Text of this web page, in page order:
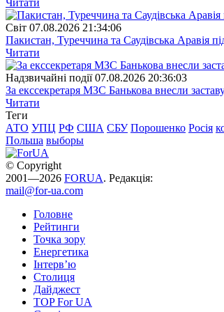
Свiт 07.08.2026 21:34:06
Пакистан, Туреччина та Саудівська Аравія
Читати
Надзвичайні події 07.08.2026 20:36:03
За екссекретаря МЗС Банькова внесли
Читати
Теги
АТО УПЦ РФ США СБУ Порошенко Росія
Польша выборы
© Copyright
2001—2026 FORUA. Редакція:
mail@for-ua.com
Головне
Рейтинги
Точка зору
Енергетика
Інтерв’ю
Столиця
Дайджест
TOP For UA